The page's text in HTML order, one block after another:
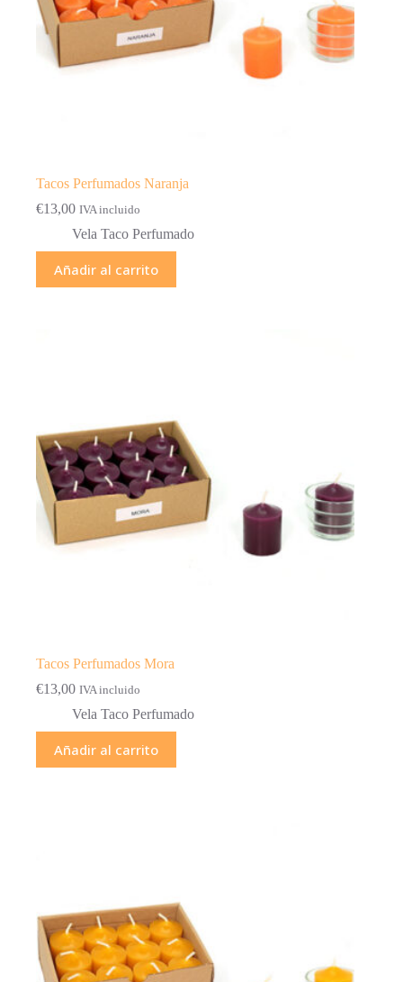
Tacos Perfumados Naranja
€13,00 IVA incluido
Vela Taco Perfumado
Añadir al carrito
Tacos Perfumados Mora
€13,00 IVA incluido
Vela Taco Perfumado
Añadir al carrito